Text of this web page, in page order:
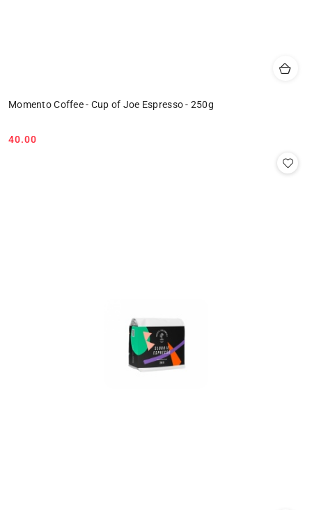
Momento Coffee - Cup of Joe Espresso - 250g
Cena:
40.00